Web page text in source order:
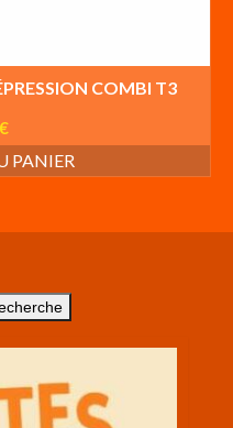
COMBI T3
€
PANIER